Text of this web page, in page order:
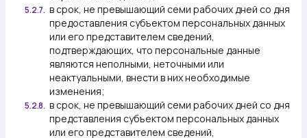
5.2.7. в срок, не превышающий семи рабочих дней со дня
предоставления субъектом персональных данных
или его представителем сведений,
подтверждающих, что персональные данные
являются неполными, неточными или
неактуальными, внести в них необходимые
изменения;
5.2.8. в срок, не превышающий семи рабочих дней со дня
представления субъектом персональных данных
или его представителем сведений,